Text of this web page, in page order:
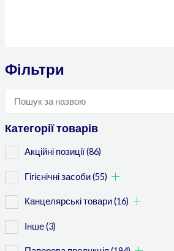
Фільтри
Категорії товарів
Акційні позиції(86)
Гігієнічні засоби(55)
Канцелярські товари(16)
Інше(3)